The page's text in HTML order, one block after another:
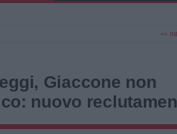
<<
Giaccone non
nuovo